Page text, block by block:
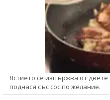
Ястието се изпържва от
поднася със сос по желание.